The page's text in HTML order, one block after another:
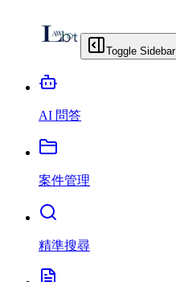
Toggle Sidebar
AI 問答
案件管理
精準搜尋